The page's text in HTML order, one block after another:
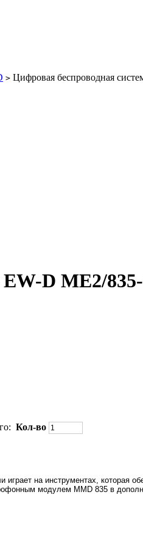
> Цифровая беспроводная
D ME2/
Кол-во
на инструментах,
модулем MMD 835 в